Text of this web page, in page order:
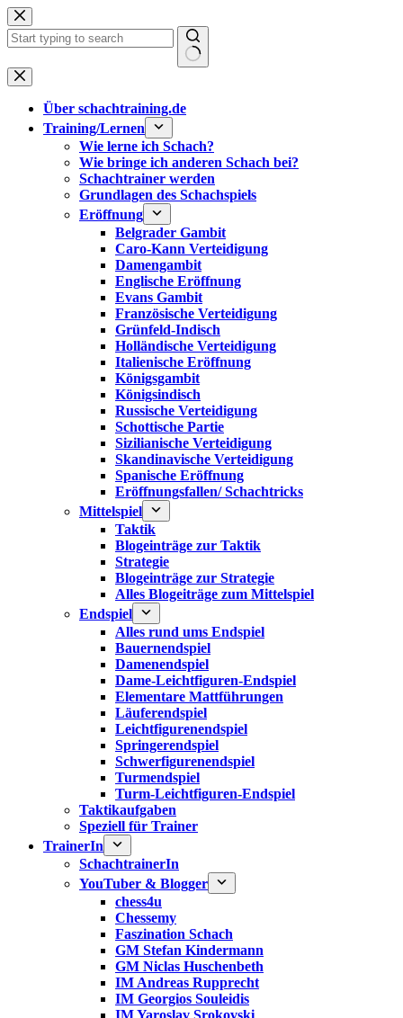
Zum
Inhalt
springen
Keine
Ergebnisse
Über schachtraining.de
Training/Lernen
Wie lerne ich Schach?
Wie bringe ich anderen Schach bei?
Schachtrainer werden
Grundlagen des Schachspiels
Eröffnung
Belgrader Gambit
Caro-Kann Verteidigung
Damengambit
Englische Eröffnung
Evans Gambit
Französische Verteidigung
Grünfeld-Indisch
Holländische Verteidigung
Italienische Eröffnung
Königsgambit
Königsindisch
Russische Verteidigung
Schottische Partie
Sizilianische Verteidigung
Skandinavische Verteidigung
Spanische Eröffnung
Eröffnungsfallen/ Schachtricks
Mittelspiel
Taktik
Blogeinträge zur Taktik
Strategie
Blogeinträge zur Strategie
Alles Blogeiträge zum Mittelspiel
Endspiel
Alles rund ums Endspiel
Bauernendspiel
Damenendspiel
Dame-Leichtfiguren-Endspiel
Elementare Mattführungen
Läuferendspiel
Leichtfigurenendspiel
Springerendspiel
Schwerfigurenendspiel
Turmendspiel
Turm-Leichtfiguren-Endspiel
Taktikaufgaben
Speziell für Trainer
TrainerIn
SchachtrainerIn
YouTuber & Blogger
chess4u
Chessemy
Faszination Schach
GM Stefan Kindermann
GM Niclas Huschenbeth
IM Andreas Rupprecht
IM Georgios Souleidis
IM Yaroslav Srokovski